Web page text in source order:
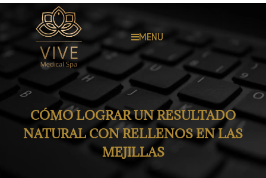
MENU
CÓMO LOGRAR UN RESULTADO
NATURAL CON RELLENOS EN LAS
MEJILLAS